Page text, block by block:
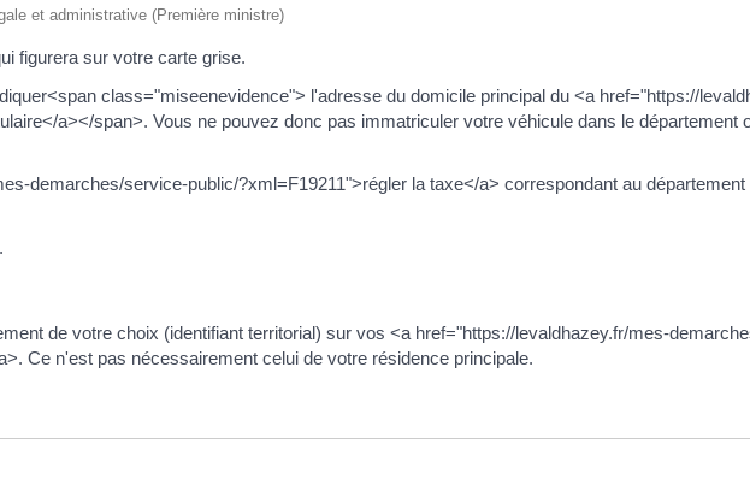
et administrative (Première ministre)
figurera sur votre carte grise.
class="miseenevidence"> l'adresse du domicile principal du <a href="https://
a></span>. Vous ne pouvez donc pas immatriculer votre véhicule dans le département
demarches/service-public/?xml=F19211">régler la taxe</a> correspondant au
de votre choix (identifiant territorial) sur vos <a href="https://levaldhazey.fr/mes-
Ce n'est pas nécessairement celui de votre résidence principale.